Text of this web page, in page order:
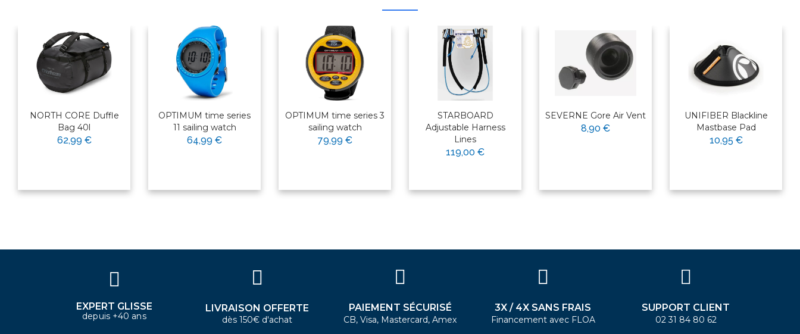
NORTH CORE Duffle
Bag 40l
62,99 €
OPTIMUM time series
11 sailing watch
64,99 €
OPTIMUM time series 3
sailing watch
79,99 €
STARBOARD
Adjustable Harness
Lines
119,00 €
SEVERNE Gore Air Vent
8,90 €
UNIFIBER Blackline
Mastbase Pad
10,95 €
×
EXPERT GLISSE
depuis +40 ans
LIVRAISON OFFERTE
dès 150€ d'achat
PAIEMENT SÉCURISÉ
CB, Visa, Mastercard, Amex
3X / 4X SANS FRAIS
Financement avec FLOA
SUPPORT CLIENT
02 31 84 80 62